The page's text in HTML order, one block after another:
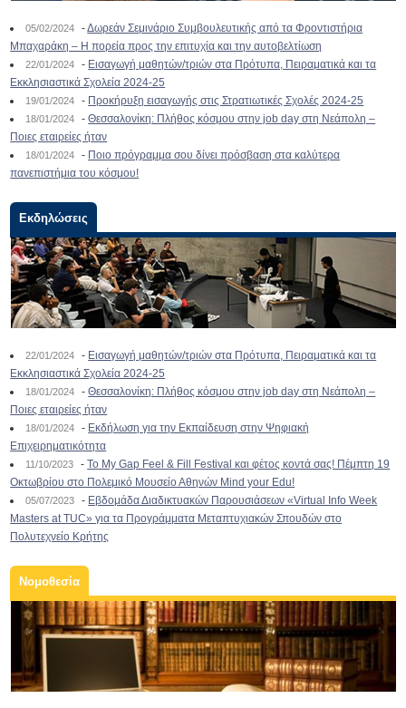
05/02/2024 -Δωρεάν Σεμινάριο Συμβουλευτικής από τα Φροντιστήρια
Μπαχαράκη – Η πορεία προς την επιτυχία και την αυτοβελτίωση
22/01/2024 - Εισαγωγή μαθητών/τριών στα Πρότυπα, Πειραματικά και τα
Εκκλησιαστικά Σχολεία 2024-25
19/01/2024 - Προκήρυξη εισαγωγής στις Στρατιωτικές Σχολές 2024-25
18/01/2024 -Θεσσαλονίκη: Πλήθος κόσμου στην job day στη Νεάπολη –
Ποιες εταιρείες ήταν
18/01/2024 - Ποιο πρόγραμμα σου δίνει πρόσβαση στα καλύτερα
πανεπιστήμια του κόσμου!
Εκδηλώσεις
22/01/2024 - Εισαγωγή μαθητών/τριών στα Πρότυπα, Πειραματικά και τα
Εκκλησιαστικά Σχολεία 2024-25
18/01/2024 -Θεσσαλονίκη: Πλήθος κόσμου στην job day στη Νεάπολη –
Ποιες εταιρείες ήταν
18/01/2024 - Εκδήλωση για την Εκπαίδευση στην Ψηφιακή
Επιχειρηματικότητα
11/10/2023 -To My Gap Feel & Fill Festival και φέτος κοντά σας! Πέμπτη 19
Οκτωβρίου στο Πολεμικό Μουσείο Αθηνών Mind your Edu!
05/07/2023 - Εβδομάδα Διαδικτυακών Παρουσιάσεων «Virtual Info Week
Masters at TUC» για τα Προγράμματα Μεταπτυχιακών Σπουδών στο
Πολυτεχνείο Κρήτης
Νομοθεσία